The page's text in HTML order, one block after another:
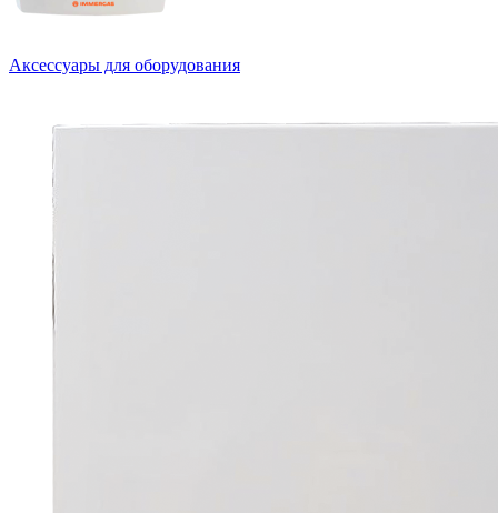
Аксессуары для оборудования